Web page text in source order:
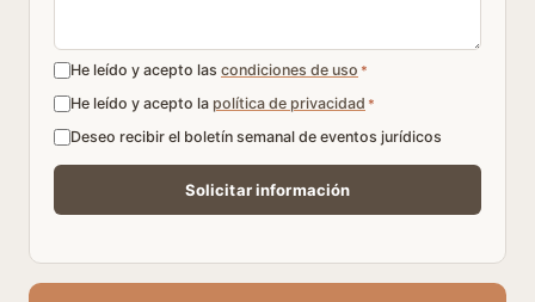
He leído y acepto las condiciones de uso *
He leído y acepto la política de privacidad *
Deseo recibir el boletín semanal de eventos jurídicos